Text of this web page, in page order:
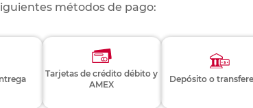
métodos de pago:
Tarjetas de crédito débito y
AMEX
Depósito o